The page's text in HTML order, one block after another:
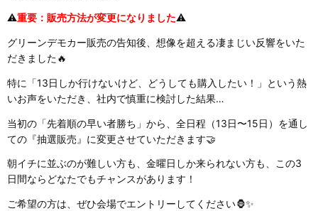
⚠重要：販売方法が変更になりました⚠
グリーンデモカー販売の告知後、想像を超える凄まじい反響をいた
だきました🔥
特に「13日しか行けないけど、どうしても購入したい！」という熱
いお声をいただき、社内で慎重に検討した結果…
当初の「先着順の早い者勝ち」から、全日程（13日〜15日）を通し
ての『抽選販売』に変更させていただきます🤝
朝イチに並ぶのが難しい方も、金曜日しか来られない方も、この3
日間ならどなたでもチャンスがあります！
ご希望の方は、ぜひ会場でエントリーしてください🦍✨